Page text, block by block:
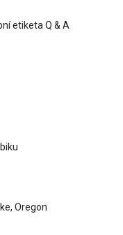
etiketa Q & A
Oregon